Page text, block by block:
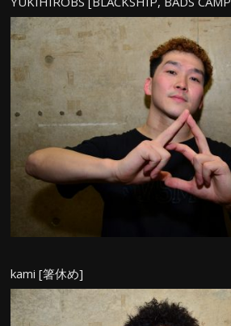
kami [箸休め]